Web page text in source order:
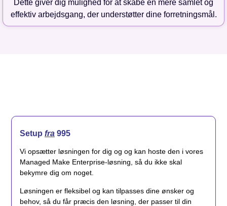
Dette giver dig mulighed for at skabe en mere samlet og
effektiv arbejdsgang, der understøtter dine forretningsmål.
Setup fra 995
Vi opsætter løsningen for dig og og kan hoste den i vores
Managed Make Enterprise-løsning, så du ikke skal
bekymre dig om noget.
Løsningen er fleksibel og kan tilpasses dine ønsker og
behov, så du får præcis den løsning, der passer til din